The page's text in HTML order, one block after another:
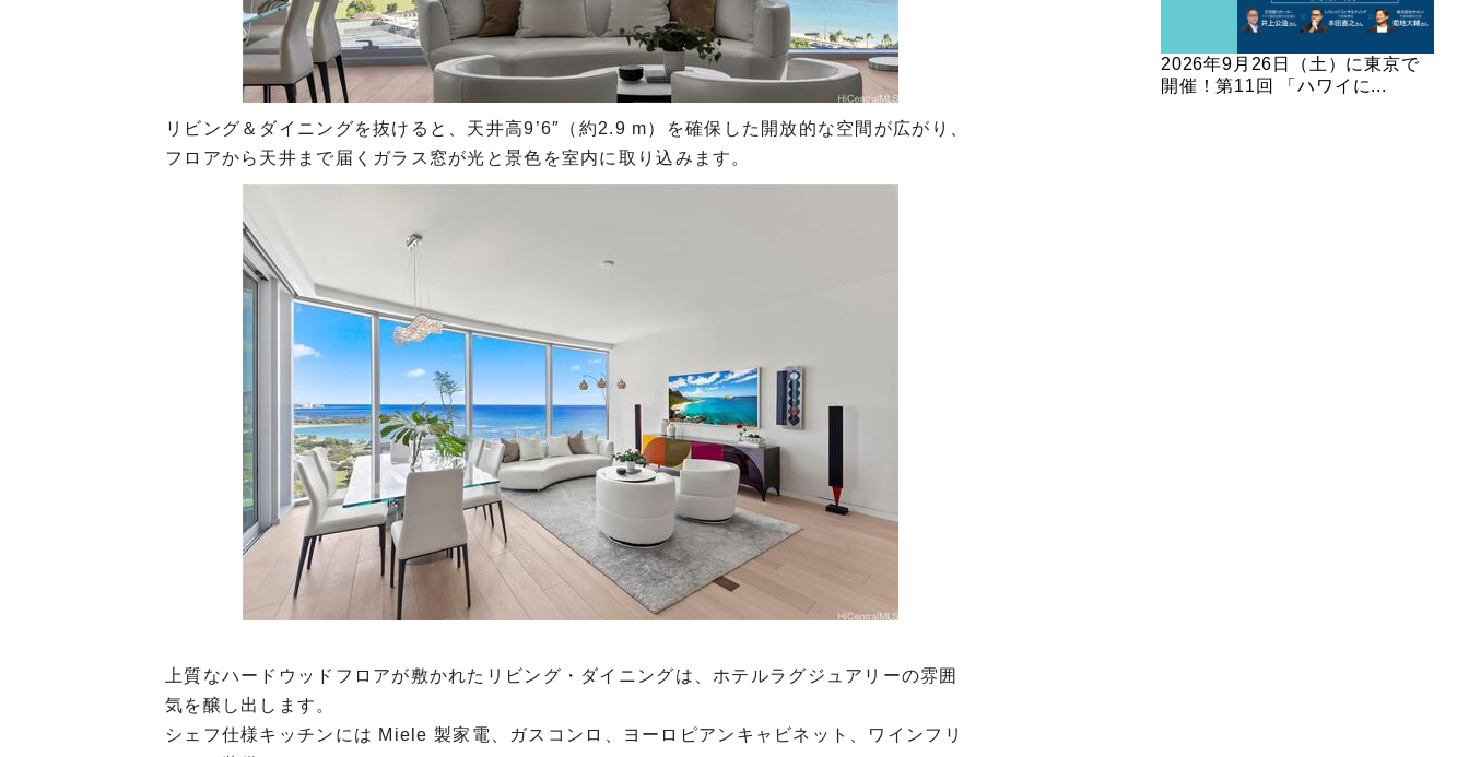
リビング＆ダイニングを抜けると、天井高9’6″（約2.9 m）を確保した開放的な空間が広がり、
フロアから天井まで届くガラス窓が光と景色を室内に取り込みます。
上質なハードウッドフロアが敷かれたリビング・ダイニングは、ホテルラグジュアリーの雰囲
気を醸し出します。
シェフ仕様キッチンには Miele 製家電、ガスコンロ、ヨーロピアンキャビネット、ワインフリ
2026年9月26日（土）に東京で
開催！第11回 「ハワイに...